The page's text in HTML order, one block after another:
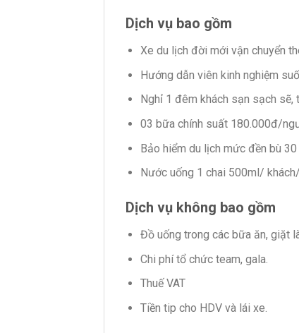
Dịch vụ bao gồm
Xe du lịch đời mới vận chuyển
Hướng dẫn viên kinh nghiệm
Nghỉ 1 đêm khách sạn sạch
03 bữa chính suất 180.000đ/
Bảo hiểm du lịch mức đền bù
Nước uống 1 chai 500ml/
Dịch vụ không bao gồm
Đồ uống trong các bữa ăn, giặt
Chi phí tổ chức team, gala.
Thuế VAT
Tiền tip cho HDV và lái xe.